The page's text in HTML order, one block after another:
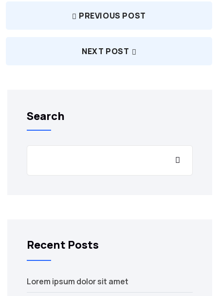
PREVIOUS POST
NEXT POST
Search
Recent Posts
Lorem ipsum dolor sit amet